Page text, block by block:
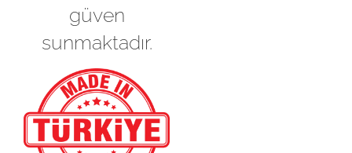
güven
sunmaktadır.